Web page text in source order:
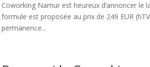
Coworking Namur est heureux d’annoncer le
formule est proposée au prix de 249 EUR
permanence...